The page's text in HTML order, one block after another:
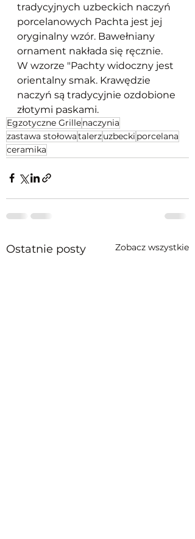
tradycyjnych uzbeckich naczyń
porcelanowych Pachta jest jej
oryginalny wzór. Bawełniany
ornament nakłada się ręcznie.
W wzorze "Pachty widoczny jest
orientalny smak. Krawędzie
naczyń są tradycyjnie ozdobione
złotymi paskami.
Egzotyczne Grillenaczynia
zastawa stołowatalerzuzbecki porcelana
ceramika
Ostatnie posty Zobacz wszystkie